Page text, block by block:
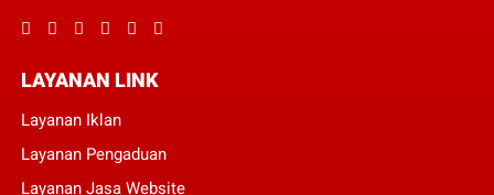
LAYANAN LINK
Layanan Iklan
Layanan Pengaduan
Layanan Jasa Website